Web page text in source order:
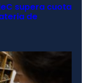
supera cuota
de